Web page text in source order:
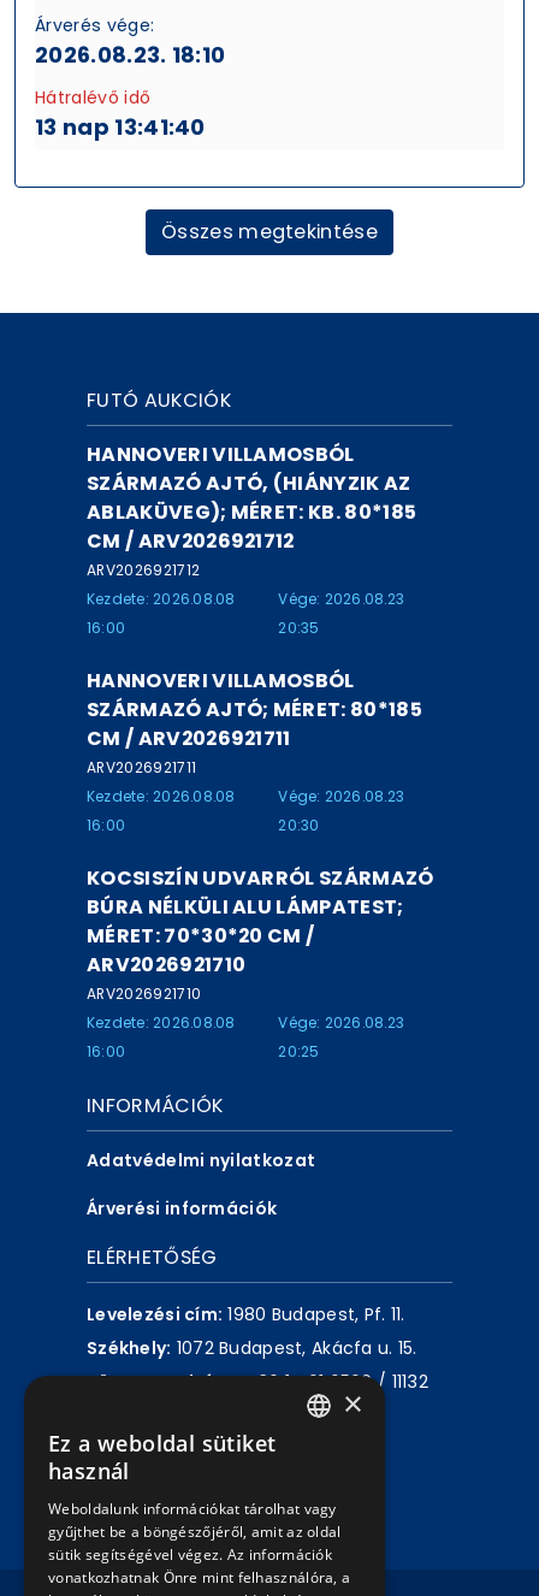
Árverés vége:
2026.08.23. 18:10
Hátralévő idő
13 nap 13:41:39
Összes megtekintése
FUTÓ AUKCIÓK
HANNOVERI VILLAMOSBÓL
SZÁRMAZÓ AJTÓ, (HIÁNYZIK AZ
ABLAKÜVEG); MÉRET: KB. 80*185
CM / ARV2026921712
ARV2026921712
Kezdete: 2026.08.08
16:00
Vége: 2026.08.23
20:35
HANNOVERI VILLAMOSBÓL
SZÁRMAZÓ AJTÓ; MÉRET: 80*185
CM / ARV2026921711
ARV2026921711
Kezdete: 2026.08.08
16:00
Vége: 2026.08.23
20:30
KOCSISZÍN UDVARRÓL SZÁRMAZÓ
BÚRA NÉLKÜLI ALU LÁMPATEST;
MÉRET: 70*30*20 CM /
ARV2026921710
ARV2026921710
Kezdete: 2026.08.08
16:00
Vége: 2026.08.23
20:25
INFORMÁCIÓK
Adatvédelmi nyilatkozat
Árverési információk
ELÉRHETŐSÉG
Levelezési cím: 1980 Budapest, Pf. 11.
Székhely: 1072 Budapest, Akácfa u. 15.
Központ telefon:+36 1 461 6500 / 11132
Írjon nekünk!
×
Ez a weboldal sütiket
használ
Weboldalunk információkat tárolhat vagy
gyűjthet be a böngészőjéről, amit az oldal
sütik segítségével végez. Az információk
vonatkozhatnak Önre mint felhasználóra, a